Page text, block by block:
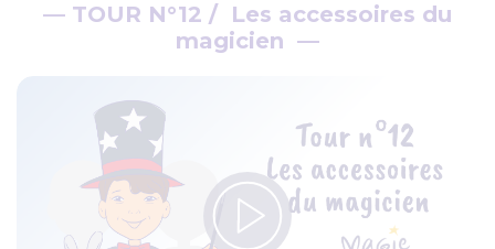
— TOUR N°12 / Les accessoires du
magicien —